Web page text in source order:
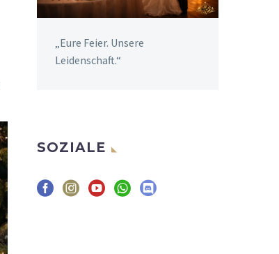
„Eure Feier. Unsere
Leidenschaft.“
SOZIALE